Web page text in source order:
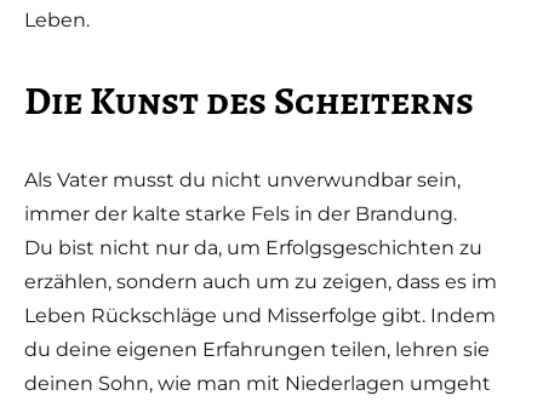
Leben.
Die Kunst des Scheiterns
Als Vater musst du nicht unverwundbar sein,
immer der kalte starke Fels in der Brandung.
Du bist nicht nur da, um Erfolgsgeschichten zu
erzählen, sondern auch um zu zeigen, dass es im
Leben Rückschläge und Misserfolge gibt. Indem
du deine eigenen Erfahrungen teilen, lehren sie
deinen Sohn, wie man mit Niederlagen umgeht